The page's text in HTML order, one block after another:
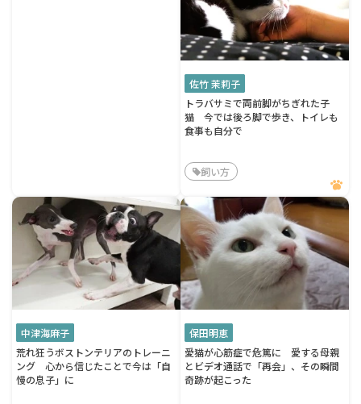
佐竹 茉莉子
トラバサミで両前脚がちぎれた子
猫 今では後ろ脚で歩き、トイレも
食事も自分で
飼い方
中津海麻子
荒れ狂うボストンテリアのトレーニ
ング 心から信じたことで今は「自
慢の息子」に
保田明恵
愛猫が心筋症で危篤に 愛する母親
とビデオ通話で「再会」、その瞬間
奇跡が起こった